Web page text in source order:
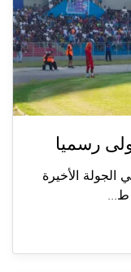
رسميا
على السلام زغرتا 1-0، في الجولة الأخيرة